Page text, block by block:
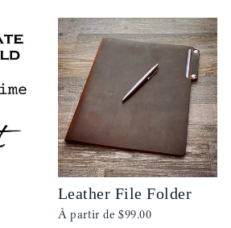
Leather File Folder
À partir de$99.00